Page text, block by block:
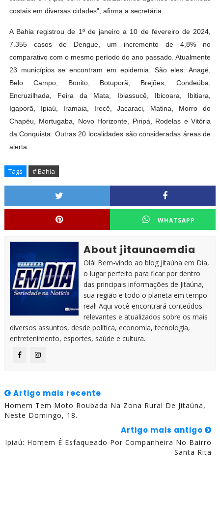
costais em diversas cidades”, afirma a secretária.
A Bahia registrou de 1º de janeiro a 10 de fevereiro de 2024,
7.355 casos de Dengue, um incremento de 4,8% no
comparativo com o mesmo período do ano passado. Atualmente
23 municípios se encontram em epidemia. São eles: Anagé,
Belo Campo, Bonito, Botuporã, Brejões, Condeúba,
Encruzilhada, Feira da Mata, Ibiassucê, Ibicoara, Ibitiara,
Igaporã, Ipiaú, Iramaia, Irecê, Jacaraci, Matina, Morro do
Chapéu, Mortugaba, Novo Horizonte, Piripá, Rodelas e Vitória
da Conquista. Outras 20 localidades são consideradas áreas de
alerta.
Tags # Bahia
WHATSAPP
About jitaunaemdia
Olá! Bem-vindo ao blog Jitaúna em Dia,
o lugar perfeito para ficar por dentro
das principais informações de Jitaúna,
sua região e todo o planeta em tempo
real! Aqui você encontrará conteúdos
relevantes e atualizados sobre os mais
diversos assuntos, desde política, economia, tecnologia,
entretenimento, esportes, saúde e cultura.
Artigo mais recente
Homem Tem Moto Roubada Na Zona Rural De Jitaúna,
Neste Domingo, 18.
Artigo mais antigo
Ipiaú: Homem É Esfaqueado Por Companheira No Bairro
Santa Rita